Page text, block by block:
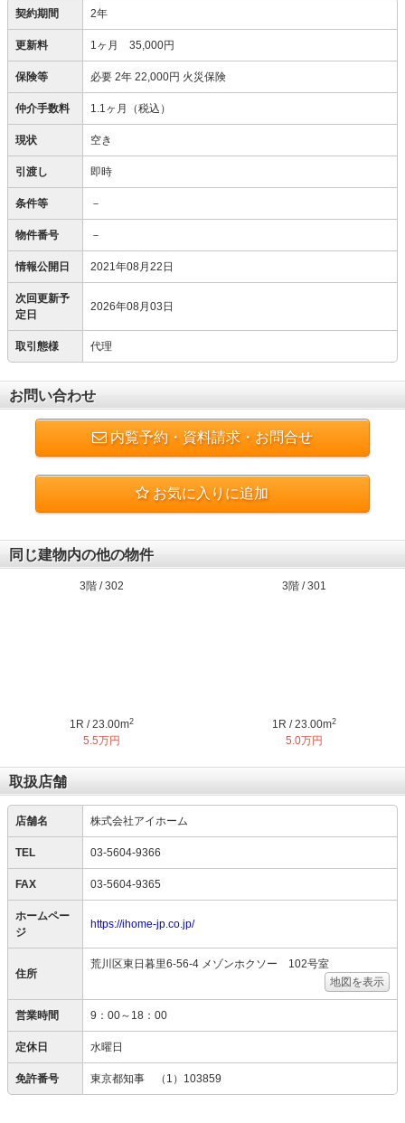
契約期間 2年
更新料 1ヶ月 35,000円
保険等 必要 2年 22,000円 火災保険
仲介手数料 1.1ヶ月（税込）
現状 空き
引渡し 即時
条件等 －
物件番号 －
情報公開日 2021年08月22日
次回更新予
定日
2026年08月03日
取引態様 代理
お問い合わせ
内覧予約・資料請求・お問合せ
お気に入りに追加
同じ建物内の他の物件
3階 / 302
1R / 23.00m2
5.5万円
3階 / 301
1R / 23.00m2
5.0万円
取扱店舗
店舗名 株式会社アイホーム
TEL 03-5604-9366
FAX 03-5604-9365
ホームペー
ジ
https://ihome-jp.co.jp/
住所
荒川区東日暮里6-56-4 メゾンホクソー 102号室
地図を表示
営業時間 9：00～18：00
定休日 水曜日
免許番号 東京都知事 （1）103859